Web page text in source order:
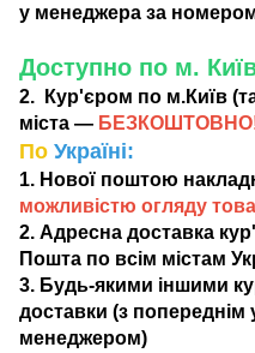
у менеджера за
Доступно по м.
2. Кур'єром по м.Київ (та
міста —
По Україні:
1. Нової поштою
можливістю огляду
2. Адресна доставка
Пошта по всім містам
3. Будь-якими іншими
доставки (з попереднім
менеджером)